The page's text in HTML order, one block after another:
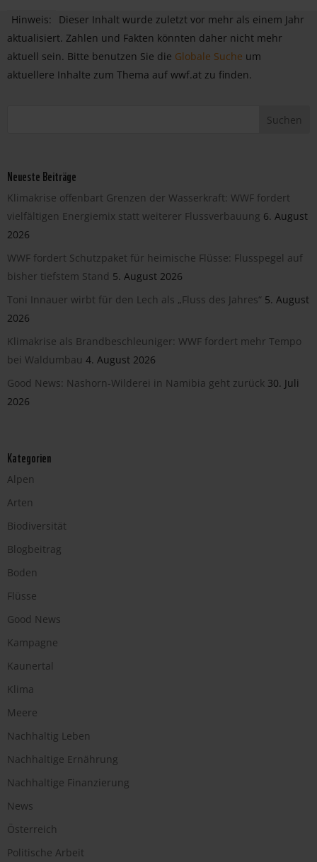
Hinweis:
Dieser Inhalt wurde zuletzt vor mehr als einem Jahr
aktualisiert. Zahlen und Fakten könnten daher nicht mehr
aktuell sein. Bitte benutzen Sie die Globale Suche um
aktuellere Inhalte zum Thema auf wwf.at zu finden.
Neueste Beiträge
Klimakrise offenbart Grenzen der Wasserkraft: WWF fordert
vielfältigen Energiemix statt weiterer Flussverbauung 6. August
2026
WWF fordert Schutzpaket für heimische Flüsse: Flusspegel auf
bisher tiefstem Stand 5. August 2026
Toni Innauer wirbt für den Lech als „Fluss des Jahres“ 5. August
2026
Klimakrise als Brandbeschleuniger: WWF fordert mehr Tempo
bei Waldumbau 4. August 2026
Good News: Nashorn-Wilderei in Namibia geht zurück 30. Juli
2026
Kategorien
Alpen
Arten
Biodiversität
Blogbeitrag
Boden
Flüsse
Good News
Kampagne
Kaunertal
Klima
Meere
Nachhaltig Leben
Nachhaltige Ernährung
Nachhaltige Finanzierung
News
Österreich
Politische Arbeit